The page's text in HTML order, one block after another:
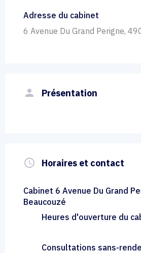
Adresse du cabinet
6 Avenue Du Grand Perigne,
person Présentation
query_builder Horaires et contact
Cabinet 6 Avenue Du Grand
Beaucouzé
Heures d'ouverture du
Consultations sans-